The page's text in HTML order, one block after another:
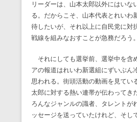
リーダーは、山本太郎以外にはいな
る。だからこそ、山本代表とれいわ
待したいが、それ以上に自民党に対
戦線を組みなおすことが急務だろう。
それにしても選挙前、選挙中を含
アの報道はれいわ新選組にずいぶん
思われる。街頭活動の動画を見てい
太郎に対する熱い連帯が伝わってき
ろんなジャンルの識者、タレントが
ッセージを送っていたけれど、そし